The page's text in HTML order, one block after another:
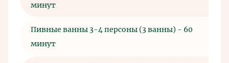
минут
Пивные ванны 3-4 персоны (3 ванны) - 60
минут